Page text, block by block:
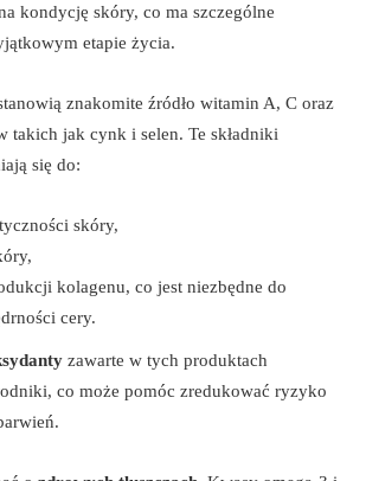
kondycję skóry, co ma szczególne
etapie życia.
znakomite źródło witamin A, C oraz
takich jak cynk i selen. Te składniki
się do:
skóry,
kolagenu, co jest niezbędne do
cery.
zawarte w tych produktach
co może pomóc zredukować ryzyko